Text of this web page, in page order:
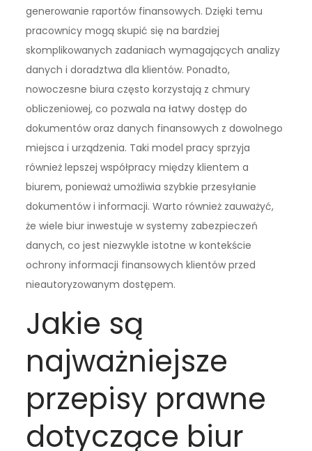
generowanie raportów finansowych. Dzięki temu
pracownicy mogą skupić się na bardziej
skomplikowanych zadaniach wymagających analizy
danych i doradztwa dla klientów. Ponadto,
nowoczesne biura często korzystają z chmury
obliczeniowej, co pozwala na łatwy dostęp do
dokumentów oraz danych finansowych z dowolnego
miejsca i urządzenia. Taki model pracy sprzyja
również lepszej współpracy między klientem a
biurem, ponieważ umożliwia szybkie przesyłanie
dokumentów i informacji. Warto również zauważyć,
że wiele biur inwestuje w systemy zabezpieczeń
danych, co jest niezwykle istotne w kontekście
ochrony informacji finansowych klientów przed
nieautoryzowanym dostępem.
Jakie są
najważniejsze
przepisy prawne
dotyczące biur